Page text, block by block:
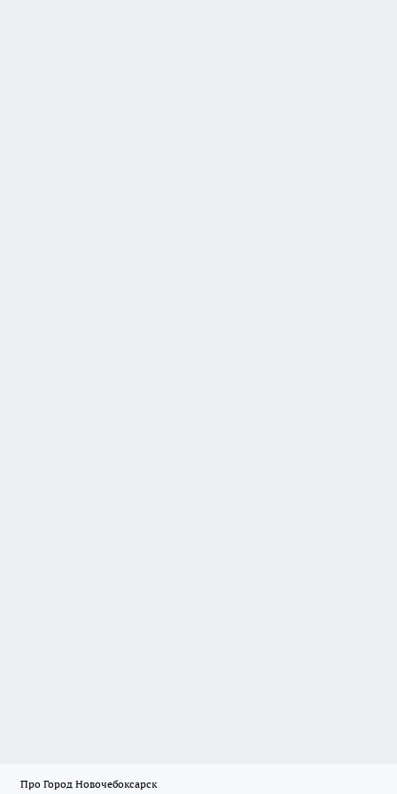
Про Город Новочебоксарск